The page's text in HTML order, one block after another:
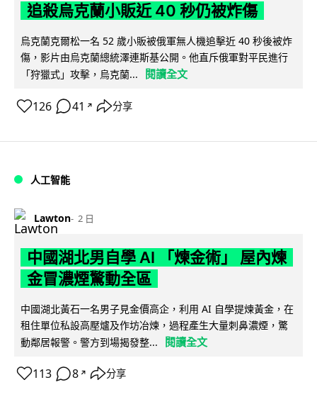
追殺烏克蘭小販近 40 秒仍被炸傷
烏克蘭克爾松一名 52 歲小販被俄軍無人機追擊近 40 秒後被炸
傷，影片由烏克蘭總統澤連斯基公開。他直斥俄軍對平民進行
「狩獵式」攻擊，烏克蘭...
閱讀全文
126 41 ↗ 分享
人工智能
Lawton 2 日
中國湖北男自學 AI 「煉金術」 屋內煉
金冒濃煙驚動全區
中國湖北黃石一名男子見金價高企，利用 AI 自學提煉黃金，在
租住單位私設高壓爐及作坊冶煉，過程產生大量刺鼻濃煙，驚
動鄰居報警。警方到場揭發整...
閱讀全文
113 8 ↗ 分享